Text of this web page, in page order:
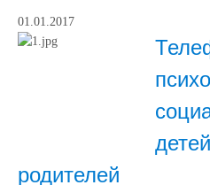
01.01.2017
родителей